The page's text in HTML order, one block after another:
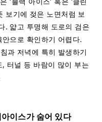
보기에 젖은 노면처럼 보
. 얇고 투명해 도로의 검은
으로 확인하기 어렵다.
과 저녁에 특히 발생하기
터널 등 바람이 많이 부는
이스가 숨어 있다